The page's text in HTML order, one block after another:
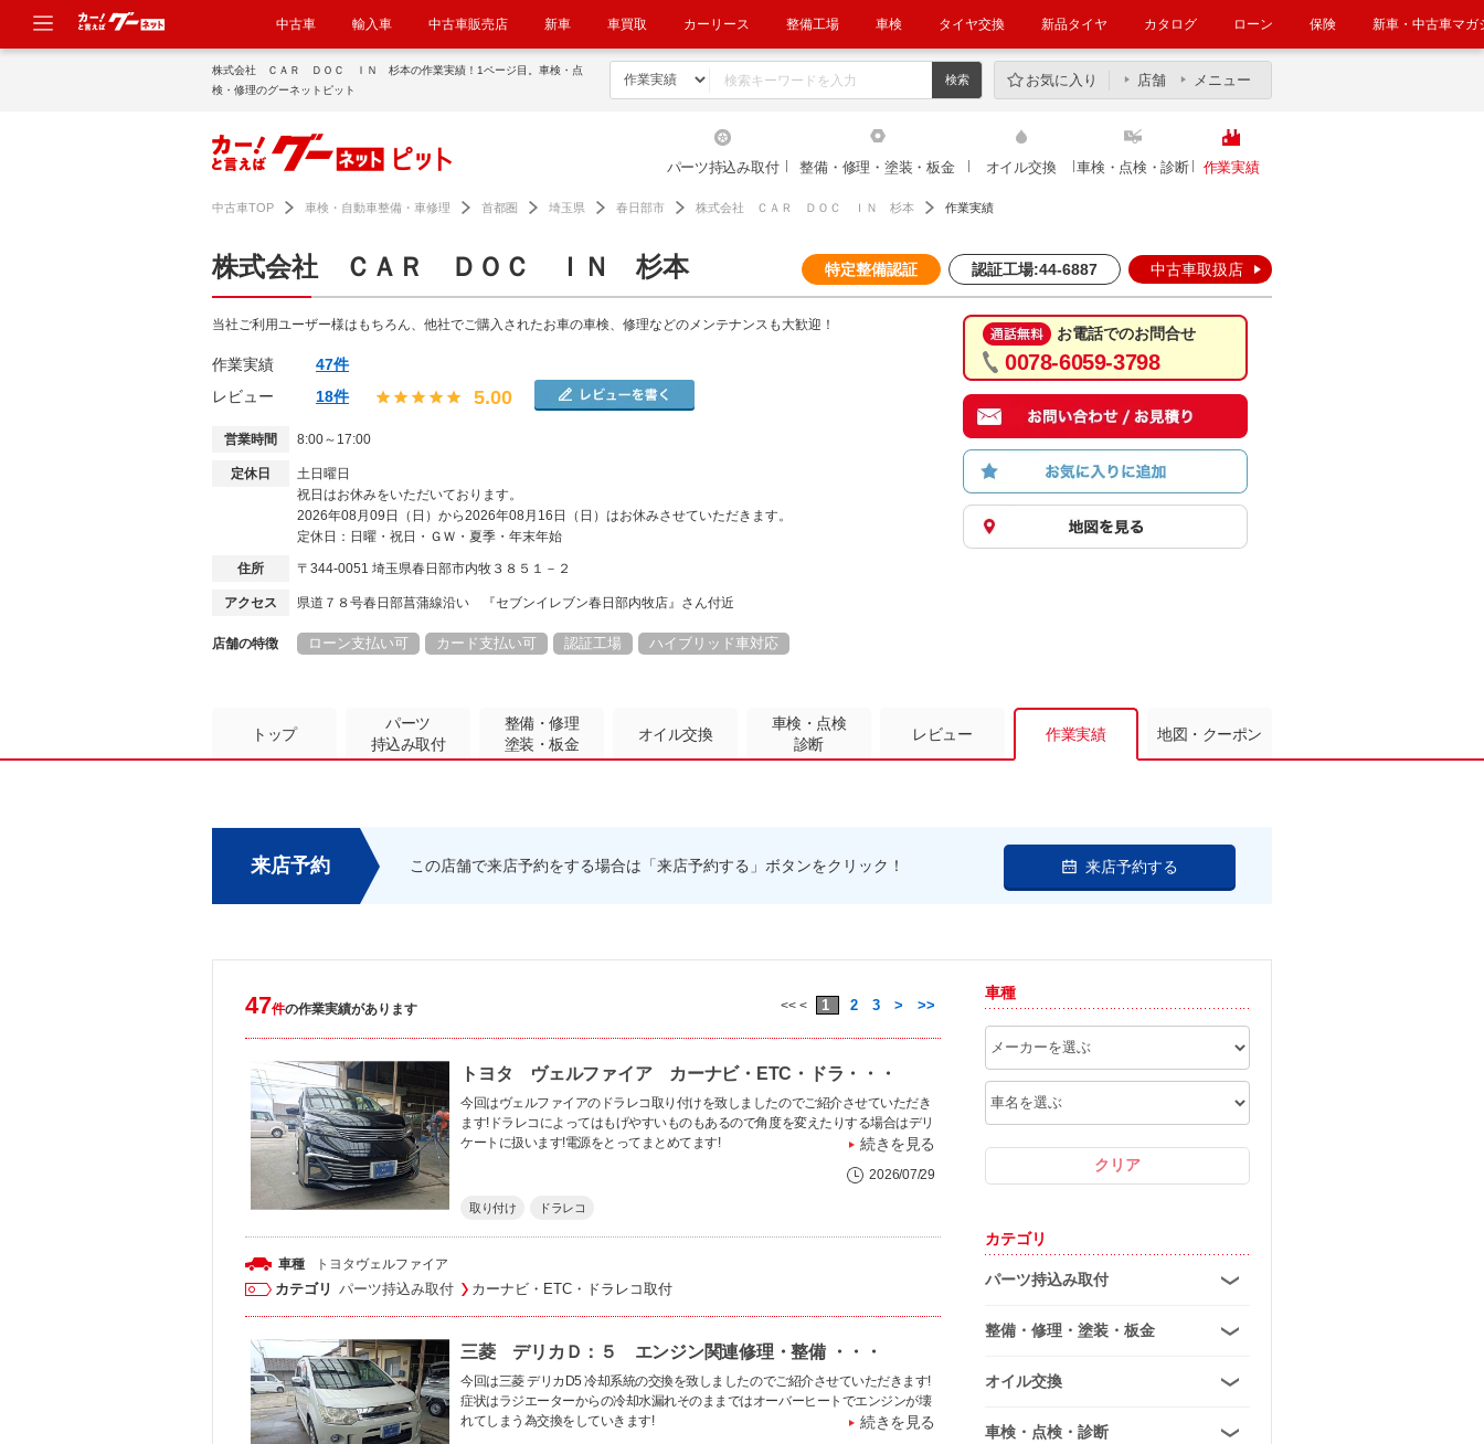
中古車 輸入車 中古車販売店 新車 車買取 カーリース 整備工場 車検 タイヤ交換 新品タイヤ カタログ ローン 保険 新車・中古車マガ
株式会社 ＣＡＲ ＤＯＣ ＩＮ 杉本の作業実績！1ページ目。車検・点
検・修理のグーネットピット
お気に入り 店舗 メニュー
パーツ持込み取付 整備・修理・塗装・板金 オイル交換 車検・点検・診断 作業実績
中古車TOP 車検・自動車整備・車修理 首都圏 埼玉県 春日部市 株式会社 ＣＡＲ ＤＯＣ ＩＮ 杉本 作業実績
株式会社 ＣＡＲ ＤＯＣ ＩＮ 杉本 特定整備認証 認証工場:44-6887 中古車取扱店
当社ご利用ユーザー様はもちろん、他社でご購入されたお車の車検、修理などのメンテナンスも大歓迎！
作業実績
47件
レビュー
18件 5.00
営業時間 8:00～17:00
定休日
土日曜日
祝日はお休みをいただいております。
2026年08月09日（日）から2026年08月16日（日）はお休みさせていただきます。
定休日：日曜・祝日・ＧＷ・夏季・年末年始
住所 〒344-0051 埼玉県春日部市内牧３８５１－２
アクセス 県道７８号春日部菖蒲線沿い 『セブンイレブン春日部内牧店』さん付近
店舗の特徴 ローン支払い可 カード支払い可 認証工場 ハイブリッド車対応
お電話でのお問合せ
0078-6059-3798
トップ
パーツ
持込み取付
整備・修理
塗装・板金
オイル交換
車検・点検
診断
レビュー 作業実績 地図・クーポン
来店予約 この店舗で来店予約をする場合は「来店予約する」ボタンをクリック！ 来店予約する
47件の作業実績があります << < 1 2 3 > >>
トヨタ ヴェルファイア カーナビ・ETC・ドラ・・・
今回はヴェルファイアのドラレコ取り付けを致しましたのでご紹介させていただき
ます!ドラレコによってはもげやすいものもあるので角度を変えたりする場合はデリ
ケートに扱います!電源をとってまとめてます!
続きを見る
2026/07/29
取り付け ドラレコ
車種 トヨタ ヴェルファイア
カテゴリ パーツ持込み取付 カーナビ・ETC・ドラレコ取付
三菱 デリカＤ：５ エンジン関連修理・整備 ・・・
今回は三菱 デリカD5 冷却系統の交換を致しましたのでご紹介させていただきます!
症状はラジエーターからの冷却水漏れそのままではオーバーヒートでエンジンが壊
れてしまう為交換をしていきます!
続きを見る
車種
カテゴリ
パーツ持込み取付
整備・修理・塗装・板金
オイル交換
車検・点検・診断